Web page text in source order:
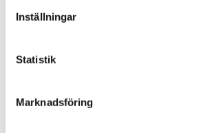
Inställningar
Statistik
Marknadsföring
Tillhörande produkter